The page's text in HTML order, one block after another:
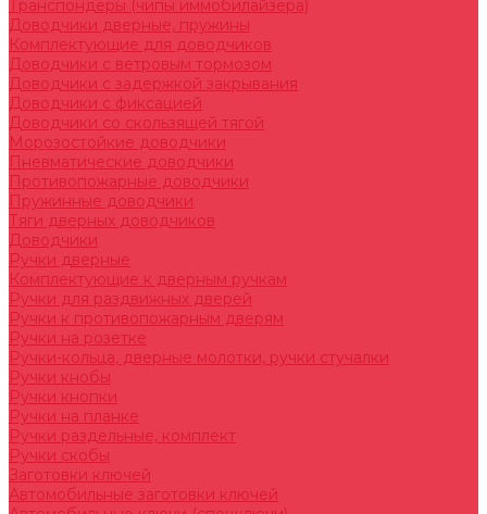
Транспондеры (чипы иммобилайзера)
Доводчики дверные, пружины
Комплектующие для доводчиков
Доводчики с ветровым тормозом
Доводчики с задержкой закрывания
Доводчики с фиксацией
Доводчики со скользящей тягой
Морозостойкие доводчики
Пневматические доводчики
Противопожарные доводчики
Пружинные доводчики
Тяги дверных доводчиков
Доводчики
Ручки дверные
Комплектующие к дверным ручкам
Ручки для раздвижных дверей
Ручки к противопожарным дверям
Ручки на розетке
Ручки-кольца, дверные молотки, ручки стучалки
Ручки кнобы
Ручки кнопки
Ручки на планке
Ручки раздельные, комплект
Ручки скобы
Заготовки ключей
Автомобильные заготовки ключей